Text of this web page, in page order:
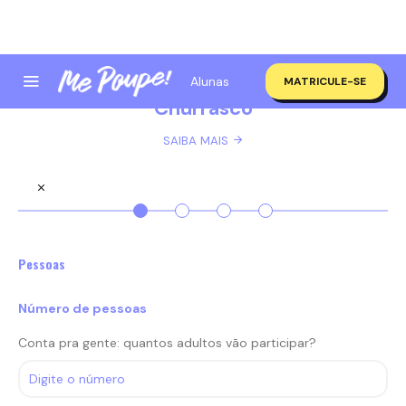
Alunas MATRICULE-SE
Churrasco
SAIBA MAIS
Pessoas
Número de pessoas
Conta pra gente: quantos adultos vão participar?